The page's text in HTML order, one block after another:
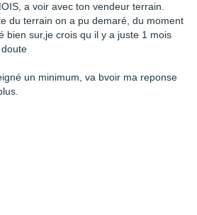
a voir avec ton vendeur terrain.
du terrain on a pu demaré, du moment
bien sur,je crois qu il y a juste 1 mois
un minimum, va bvoir ma reponse